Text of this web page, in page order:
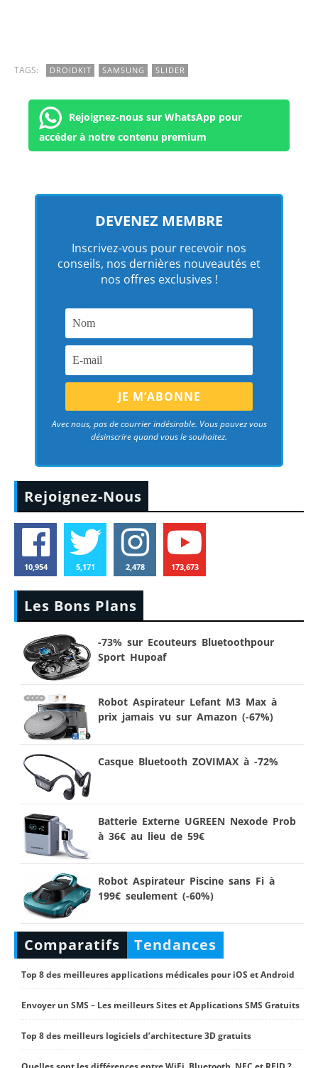
TAGS: DROIDKIT SAMSUNG SLIDER
Rejoignez-nous sur WhatsApp pour
accéder à notre contenu premium
DEVENEZ MEMBRE
Inscrivez-vous pour recevoir nos
conseils, nos dernières nouveautés et
nos offres exclusives !
Avec nous, pas de courrier indésirable. Vous pouvez vous
désinscrire quand vous le souhaitez.
Rejoignez-Nous
10,954 5,171 2,478 173,673
Les Bons Plans
-73% sur Ecouteurs Bluetoothpour
Sport Hupoaf
Robot Aspirateur Lefant M3 Max à
prix jamais vu sur Amazon (-67%)
Casque Bluetooth ZOVIMAX à -72%
Batterie Externe UGREEN Nexode Prob
à 36€ au lieu de 59€
Robot Aspirateur Piscine sans Fi à
199€ seulement (-60%)
Comparatifs Tendances
Top 8 des meilleures applications médicales pour iOS et Android
Envoyer un SMS – Les meilleurs Sites et Applications SMS Gratuits
Top 8 des meilleurs logiciels d’architecture 3D gratuits